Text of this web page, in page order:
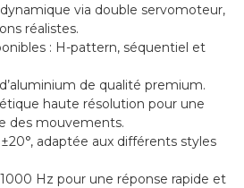
via double servomoteur,
réalistes.
: H-pattern, séquentiel et
de qualité premium.
haute résolution pour une
des mouvements.
adaptée aux différents styles
Hz pour une réponse rapide et